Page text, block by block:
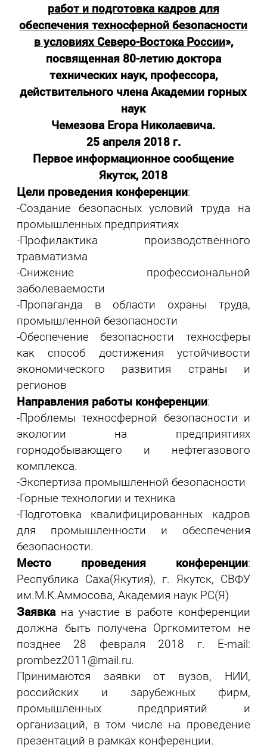
работ и подготовка кадров для
обеспечения техносферной безопасности
в условиях Северо-Востока России»,
посвященная 80-летию доктора
технических наук, профессора,
действительного члена Академии горных
наук
Чемезова Егора Николаевича.
25 апреля 2018 г.
Первое информационное сообщение
Якутск, 2018
Цели проведения конференции:
-Создание безопасных условий труда на
промышленных предприятиях
-Профилактика производственного
травматизма
-Снижение профессиональной
заболеваемости
-Пропаганда в области охраны труда,
промышленной безопасности
-Обеспечение безопасности техносферы
как способ достижения устойчивости
экономического развития страны и
регионов
Направления работы конференции:
-Проблемы техносферной безопасности и
экологии на предприятиях
горнодобывающего и нефтегазового
комплекса.
-Экспертиза промышленной безопасности
-Горные технологии и техника
-Подготовка квалифицированных кадров
для промышленности и обеспечения
безопасности.
Место проведения конференции:
Республика Саха(Якутия), г. Якутск, СВФУ
им.М.К.Аммосова, Академия наук РС(Я)
Заявкана участие в работе конференции
должна быть получена Оргкомитетом не
позднее 28 февраля 2018 г. E-mail:
prombez2011@mail.ru.
Принимаются заявки от вузов, НИИ,
российских и зарубежных фирм,
промышленных предприятий и
организаций, в том числе на проведение
презентаций в рамках конференции.